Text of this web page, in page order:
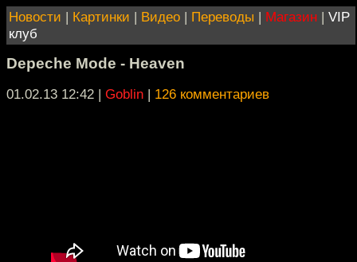
Новости | Картинки | Видео | Переводы | Магазин | VIP
клуб
Depeche Mode - Heaven
01.02.13 12:42 | Goblin | 126 комментариев